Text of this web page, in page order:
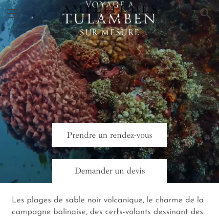
× VOYAGE A
TULAMBEN
SUR MESURE
Prendre un rendez-vous
Demander un devis
Les plages de sable noir volcanique, le charme de la
campagne balinaise, des cerfs-volants dessinant des